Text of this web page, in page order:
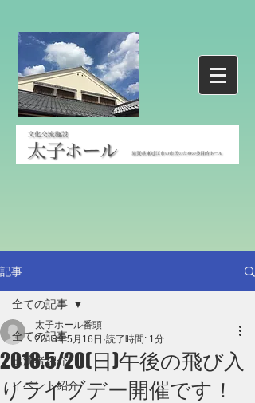
記事
全ての記事
出演者紹介
イベント紹介
全ての記事
2018.5/20(日)午後の飛び入
りライブデー開催です！
太子ホール番頭
2018年5月16日 読了時間: 1分